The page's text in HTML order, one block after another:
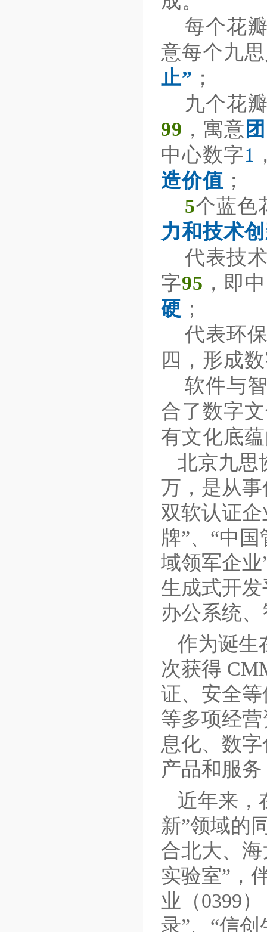
每个花
意每个九
止” ；
九个花瓣
99 ，寓意
中心数字1
造价值 ；
5个蓝色
力和技术
代表技术
字95 ，即
硬 ；
代表环保
四，形成
软件与智
合了数字
有文化底
北京九思
万，是从
双软认证
牌”、“中
域领军企
生成式开
办公系统
作为诞生
次获得
证、安全
等多项经
息化、数
产品和服
近年来，
新”领域的
合北大、
实验室”，
业（0399
录”、“信